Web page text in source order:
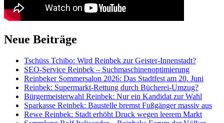
Neue Beiträge
Tschüss Tchibo: Wird Reinbek zur Geister-Innenstadt?
SEO-Service Reinbek – Suchmaschinenoptimierung
Reinbeker Sommersalon 2026: Das Stadtfest am 20. Juni
Reinbek: Supermarkt-Rettung durch Bücherei-Umzug?
Bürgermeisterwahl Reinbek: Nur ein Kandidat zur Wahl
Sparkasse Reinbek: Baustelle bremst Fußgänger massiv aus
Rewe Reinbek: Stadt erhöht Druck wegen leerem Markt